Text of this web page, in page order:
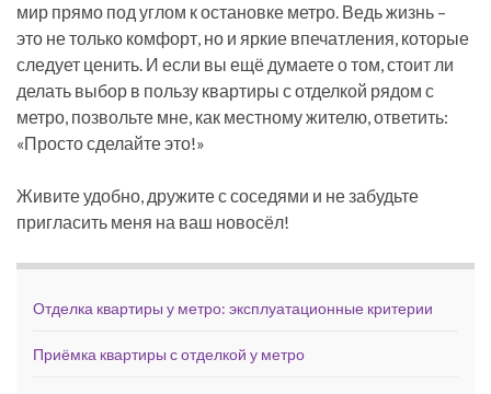
мир прямо под углом к остановке метро. Ведь жизнь –
это не только комфорт, но и яркие впечатления, которые
следует ценить. И если вы ещё думаете о том, стоит ли
делать выбор в пользу квартиры с отделкой рядом с
метро, позвольте мне, как местному жителю, ответить:
«Просто сделайте это!»
Живите удобно, дружите с соседями и не забудьте
пригласить меня на ваш новосёл!
Отделка квартиры у метро: эксплуатационные критерии
Приёмка квартиры с отделкой у метро